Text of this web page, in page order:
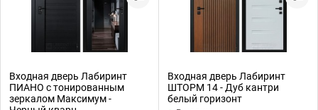
Входная дверь Лабиринт
ПИАНО с тонированным
зеркалом Максимум -
Входная дверь Лабиринт
ШТОРМ 14 - Дуб кантри
белый горизонт